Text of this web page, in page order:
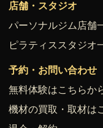
店舗・スタジオ
パーソナルジム店舗
ピラティススタジオ
予約・お問い合わせ
無料体験はこちらか
機材の買取・取材は